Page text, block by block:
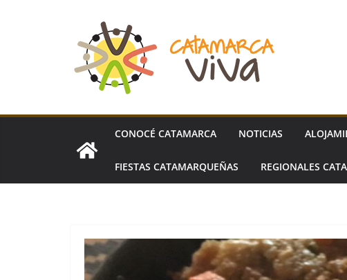
CONOCÉ CATAMARCA NOTICIAS
FIESTAS CATAMARQUEÑAS REGIONALES